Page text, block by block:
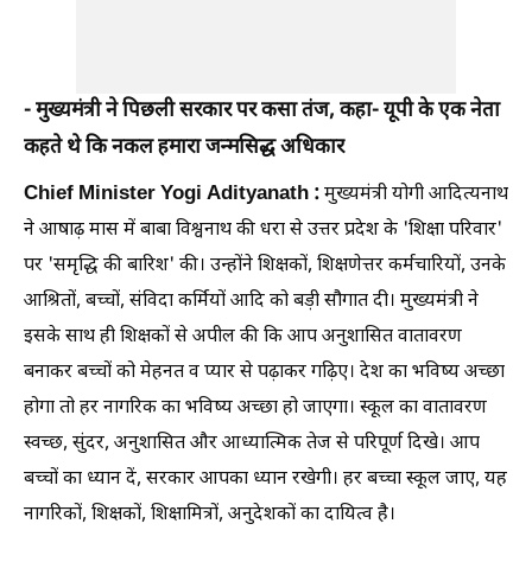
- मुख्यमंत्री ने पिछली सरकार पर कसा तंज, कहा- यूपी के एक नेता
कहते थे कि नकल हमारा जन्मसिद्ध अधिकार
Chief Minister Yogi Adityanath :मुख्यमंत्री योगी आदित्यनाथ
ने आषाढ़ मास में बाबा विश्वनाथ की धरा से उत्तर प्रदेश के 'शिक्षा परिवार'
पर 'समृद्धि की बारिश' की। उन्होंने शिक्षकों, शिक्षणेत्तर कर्मचारियों, उनके
आश्रितों, बच्चों, संविदा कर्मियों आदि को बड़ी सौगात दी। मुख्यमंत्री ने
इसके साथ ही शिक्षकों से अपील की कि आप अनुशासित वातावरण
बनाकर बच्चों को मेहनत व प्यार से पढ़ाकर गढ़िए। देश का भविष्य अच्छा
होगा तो हर नागरिक का भविष्य अच्छा हो जाएगा। स्कूल का वातावरण
स्वच्छ, सुंदर, अनुशासित और आध्यात्मिक तेज से परिपूर्ण दिखे। आप
बच्चों का ध्यान दें, सरकार आपका ध्यान रखेगी। हर बच्चा स्कूल जाए, यह
नागरिकों, शिक्षकों, शिक्षामित्रों, अनुदेशकों का दायित्व है।